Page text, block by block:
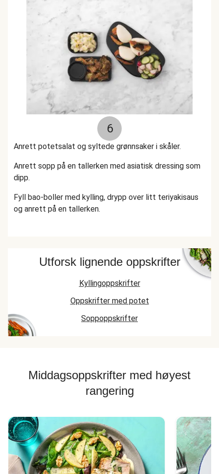
6
Anrett potetsalat og syltede grønnsaker i skåler.
Anrett sopp på en tallerken med asiatisk dressing som
dipp.
Fyll bao-boller med kylling, drypp over litt teriyakisaus
og anrett på en tallerken.
Utforsk lignende oppskrifter
Kyllingoppskrifter
Oppskrifter med potet
Soppoppskrifter
Middagsoppskrifter med høyest
rangering